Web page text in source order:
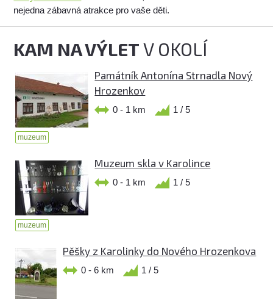
nejedna zábavná atrakce pro vaše děti.
KAM NA VÝLETV OKOLÍ
Památník Antonína Strnadla Nový
Hrozenkov
0 - 1 km 1 / 5
muzeum
Muzeum skla v Karolince
0 - 1 km 1 / 5
muzeum
Pěšky z Karolinky do Nového Hrozenkova
0 - 6 km 1 / 5